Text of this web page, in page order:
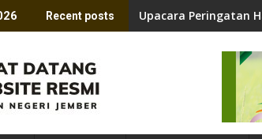
Recent posts Upacara Peringatan